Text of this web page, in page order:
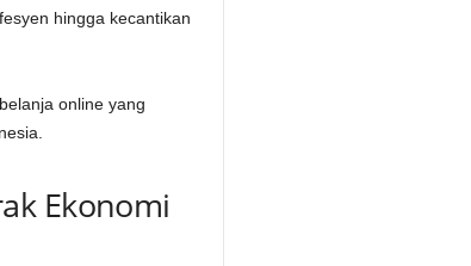
hingga kecantikan
online yang
Ekonomi